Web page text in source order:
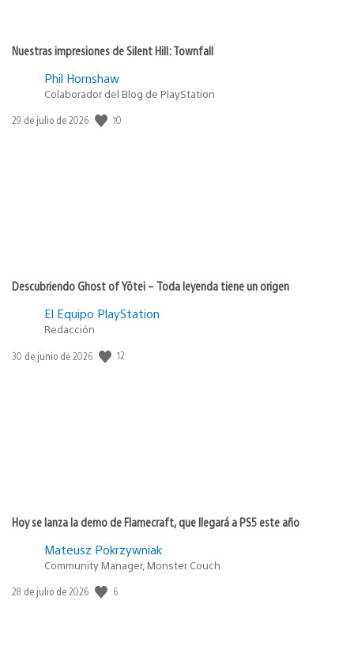
Nuestras impresiones de Silent Hill: Townfall
Phil Hornshaw
Colaborador del Blog de PlayStation
Fecha
29 de julio de 2026 10
Descubriendo Ghost of Yōtei – Toda leyenda tiene un origen
El Equipo PlayStation
Redacción
Fecha
30 de junio de 2026 12
Hoy se lanza la demo de Flamecraft, que llegará a PS5 este año
Mateusz Pokrzywniak
Community Manager, Monster Couch
Fecha
28 de julio de 2026 6